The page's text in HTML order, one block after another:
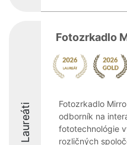
Laureáti
Fotozrkadlo
Fotozrkadlo
odborník na
fototechnológie
rozličných